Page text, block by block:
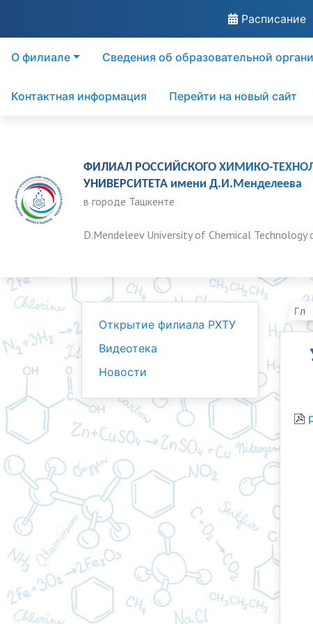
Расписание
О филиале Сведения об образовательной
Контактная информация Перейти на новый сайт
ФИЛИАЛ РОССИЙСКОГО ХИМИКО-
УНИВЕРСИТЕТА имени Д.И.Менделеева
в городе Ташкенте
D.Mendeleev University of Chemical Technology
Открытие филиала РХТУ
Видеотека
Новости